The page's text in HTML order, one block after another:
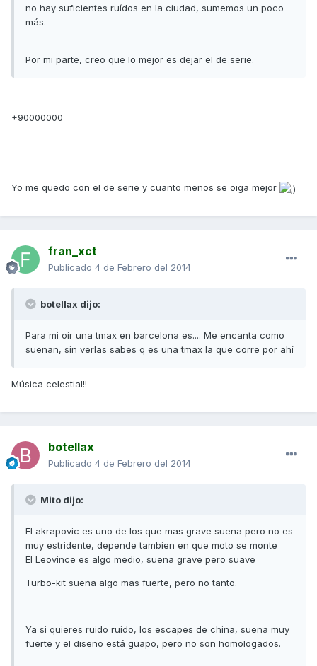
no hay suficientes ruídos en la ciudad, sumemos un poco
más.
Por mi parte, creo que lo mejor es dejar el de serie.
+90000000
Yo me quedo con el de serie y cuanto menos se oiga mejor
fran_xct
Publicado 4 de Febrero del 2014
botellax dijo:
Para mi oir una tmax en barcelona es.... Me encanta como
suenan, sin verlas sabes q es una tmax la que corre por ahí
Música celestial!!
botellax
Publicado 4 de Febrero del 2014
Mito dijo:
El akrapovic es uno de los que mas grave suena pero no es
muy estridente, depende tambien en que moto se monte
El Leovince es algo medio, suena grave pero suave
Turbo-kit suena algo mas fuerte, pero no tanto.
Ya si quieres ruido ruido, los escapes de china, suena muy
fuerte y el diseño está guapo, pero no son homologados.